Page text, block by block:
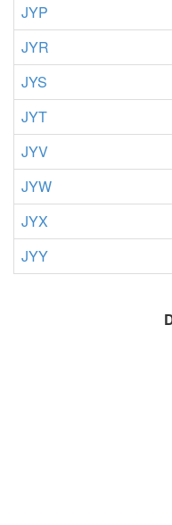
JYP
JYR
JYS
JYT
JYV
JYW
JYX
JYY